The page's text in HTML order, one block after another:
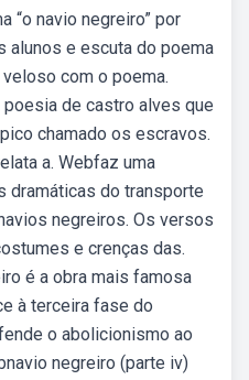
“o navio negreiro” por
alunos e escuta do poema
veloso com o poema.
de castro alves que
chamado os escravos.
a. Webfaz uma
dramáticas do transporte
negreiros. Os versos
e crenças das.
é a obra mais famosa
à terceira fase do
o abolicionismo ao
negreiro (parte iv)